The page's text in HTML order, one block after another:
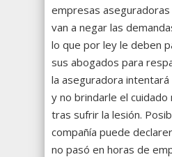
empresas
van a negar las
lo que por ley le deben
sus abogados para
la aseguradora intentará
y no brindarle el
tras sufrir la lesión.
compañía puede
no pasó en horas de